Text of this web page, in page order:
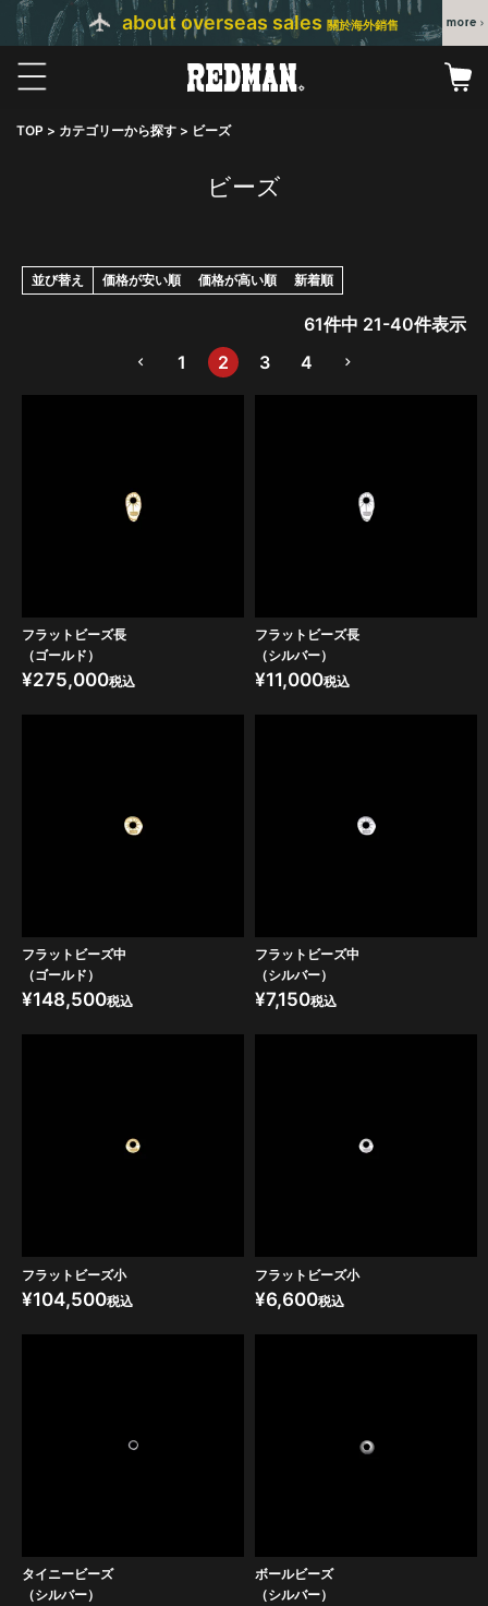
about overseas sales 關於海外銷售
TOP カテゴリーから探す ビーズ
ビーズ
並び替え 価格が安い順 価格が高い順 新着順
61件中 21-40件表示
1
2 3 4
フラットビーズ長
（ゴールド）
¥275,000税込
フラットビーズ長
（シルバー）
¥11,000税込
フラットビーズ中
（ゴールド）
¥148,500税込
フラットビーズ中
（シルバー）
¥7,150税込
フラットビーズ小
¥104,500税込
フラットビーズ小
¥6,600税込
タイニービーズ
（シルバー）
ボールビーズ
（シルバー）